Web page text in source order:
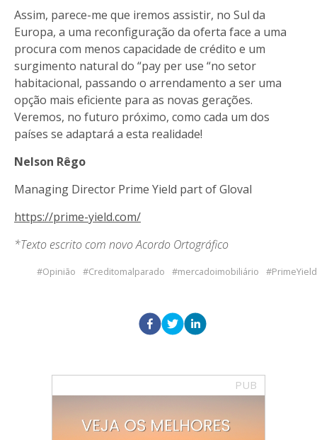
Assim, parece-me que iremos assistir, no Sul da
Europa, a uma reconfiguração da oferta face a uma
procura com menos capacidade de crédito e um
surgimento natural do “pay per use “no setor
habitacional, passando o arrendamento a ser uma
opção mais eficiente para as novas gerações.
Veremos, no futuro próximo, como cada um dos
países se adaptará a esta realidade!
Nelson Rêgo
Managing Director Prime Yield part of Gloval
https://prime-yield.com/
*Texto escrito com novo Acordo Ortográfico
Opinião Creditomalparado mercadoimobiliário PrimeYield
PUB